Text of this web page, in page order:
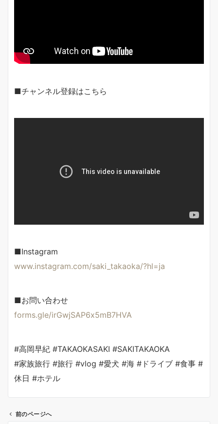
■チャンネル登録はこちら
■Instagram
www.instagram.com/saki_takaoka/?hl=ja
■お問い合わせ
forms.gle/irGwjSAP6x5mB7HVA
#高岡早紀 #TAKAOKASAKI #SAKITAKAOKA
#家族旅行 #旅行 #vlog #愛犬 #海 #ドライブ #食事 #
休日 #ホテル
前のページへ